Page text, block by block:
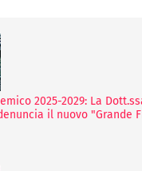
2025-2029: La
il nuovo "Grande